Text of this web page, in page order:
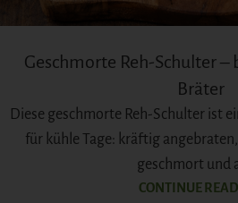
Geschmorte Reh-Schulter
Bräter
Diese geschmorte Reh-Schulter ist
für kühle Tage: kräftig
geschmort und
CONTINUE